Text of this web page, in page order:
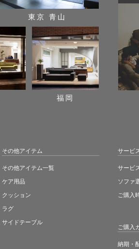
東京 青山
福岡
その他アイテム
その他アイテム一覧
ケア用品
クッション
ラグ
サイドテーブル
サービ
サービ
ソファ
ご購入
ご購入
納期・